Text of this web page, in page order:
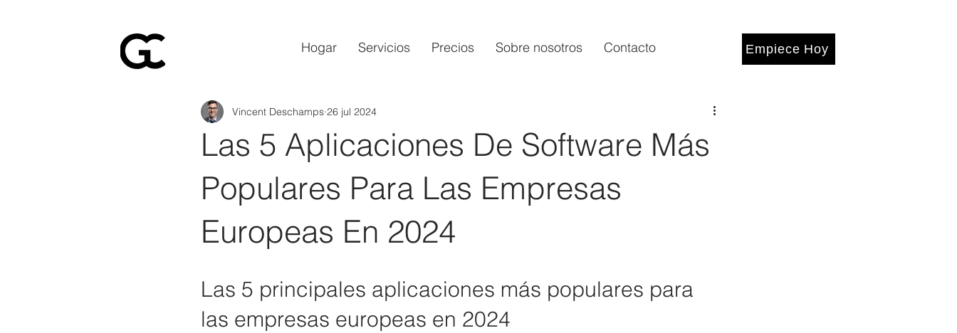
Hogar Servicios Precios Sobre nosotros Contacto Empiece Hoy
Las 5 Aplicaciones De Software Más
Populares Para Las Empresas
Europeas En 2024
Vincent Deschamps 26 jul 2024
Las 5 principales aplicaciones más populares para
las empresas europeas en 2024